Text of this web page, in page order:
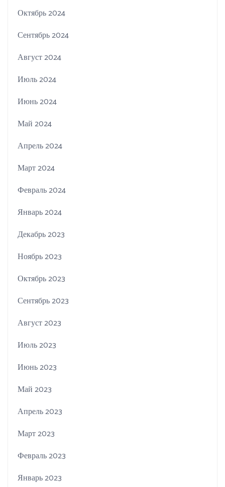
Октябрь 2024
Сентябрь 2024
Август 2024
Июль 2024
Июнь 2024
Май 2024
Апрель 2024
Март 2024
Февраль 2024
Январь 2024
Декабрь 2023
Ноябрь 2023
Октябрь 2023
Сентябрь 2023
Август 2023
Июль 2023
Июнь 2023
Май 2023
Апрель 2023
Март 2023
Февраль 2023
Январь 2023